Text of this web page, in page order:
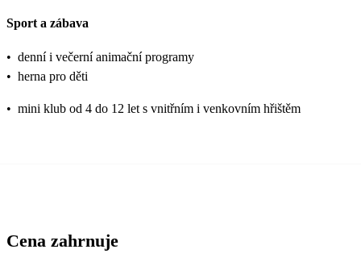
Sport a zábava
• denní i večerní animační programy
• herna pro děti
• mini klub od 4 do 12 let s vnitřním i venkovním hřištěm
Cena zahrnuje